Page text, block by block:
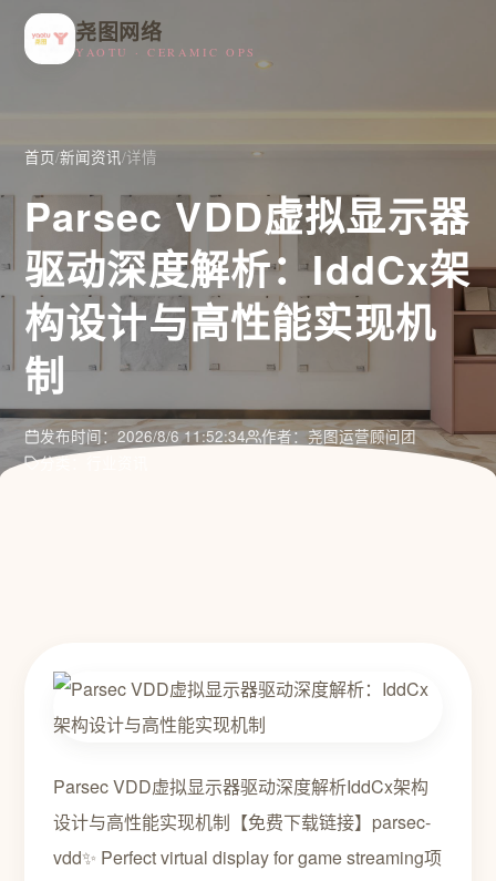
尧图网络
YAOTU · CERAMIC OPS
首页/新闻资讯/详情
Parsec VDD虚拟显示器
驱动深度解析：IddCx架
构设计与高性能实现机
制
发布时间：2026/8/6 11:52:34
作者：尧图运营顾问团
分类：行业资讯
Parsec VDD虚拟显示器驱动深度解析IddCx架构
设计与高性能实现机制【免费下载链接】parsec-
vdd✨ Perfect virtual display for game streaming项